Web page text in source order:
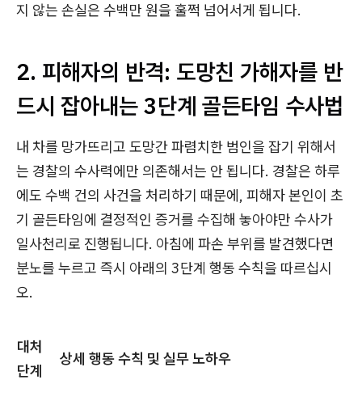
지 않는 손실은 수백만 원을 훌쩍 넘어서게 됩니다.
2. 피해자의 반격: 도망친 가해자를 반
드시 잡아내는 3단계 골든타임 수사법
내 차를 망가뜨리고 도망간 파렴치한 범인을 잡기 위해서
는 경찰의 수사력에만 의존해서는 안 됩니다. 경찰은 하루
에도 수백 건의 사건을 처리하기 때문에, 피해자 본인이 초
기 골든타임에 결정적인 증거를 수집해 놓아야만 수사가
일사천리로 진행됩니다. 아침에 파손 부위를 발견했다면
분노를 누르고 즉시 아래의 3단계 행동 수칙을 따르십시
오.
대처
단계
상세 행동 수칙 및 실무 노하우